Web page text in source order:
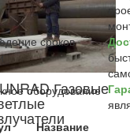
Газовые
Название